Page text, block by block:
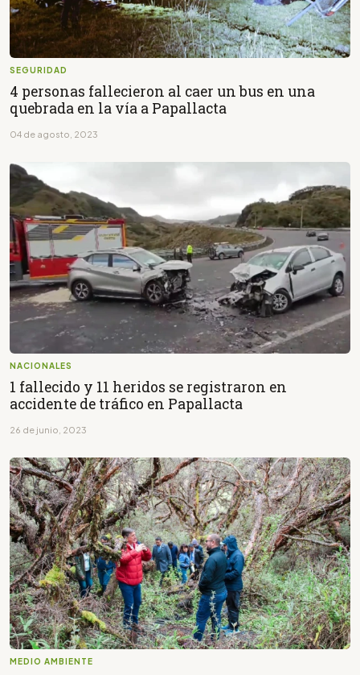
SEGURIDAD
4 personas fallecieron al caer un bus en una
quebrada en la vía a Papallacta
04 de agosto, 2023
NACIONALES
1 fallecido y 11 heridos se registraron en
accidente de tráfico en Papallacta
26 de junio, 2023
MEDIO AMBIENTE